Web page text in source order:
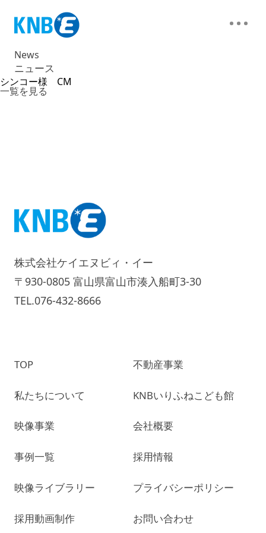
News
ニュース
シンコー様 CM
一覧を見る
株式会社ケイエヌビィ・イー
〒930-0805 富山県富山市湊入船町3-30
TEL.076-432-8666
TOP
私たちについて
映像事業
事例一覧
映像ライブラリー
採用動画制作
不動産事業
KNBいりふねこども館
会社概要
採用情報
プライバシーポリシー
お問い合わせ